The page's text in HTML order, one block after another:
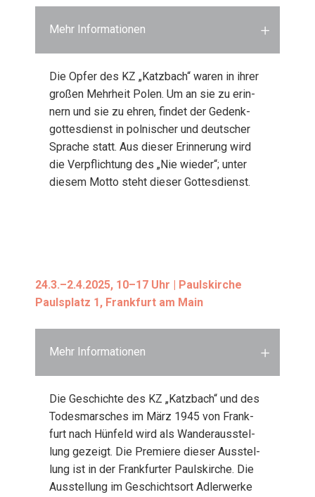
Mehr Informationen
Die Opfer des KZ „Katz­bach“ waren in ihrer
gro­ßen Mehr­heit Polen. Um an sie zu erin­
nern und sie zu ehren, fin­det der Gedenk­
got­tes­dienst in pol­ni­scher und deut­scher
Spra­che statt. Aus die­ser Erin­ne­rung wird
die Ver­pflich­tung des „Nie wie­der“; unter
die­sem Mot­to steht die­ser Got­tes­dienst.
24.3.–2.4.2025, 10–17 Uhr | Pauls­kir­che
Pauls­platz 1, Frank­furt am Main
Mehr Informationen
Die Geschich­te des KZ „Katz­bach“ und des
Todes­mar­sches im März 1945 von Frank­
furt nach Hün­feld wird als Wan­der­aus­stel­
lung gezeigt. Die Pre­mie­re die­ser Aus­stel­
lung ist in der Frank­fur­ter Pauls­kir­che. Die
Aus­stel­lung im Geschichts­ort Adler­wer­ke